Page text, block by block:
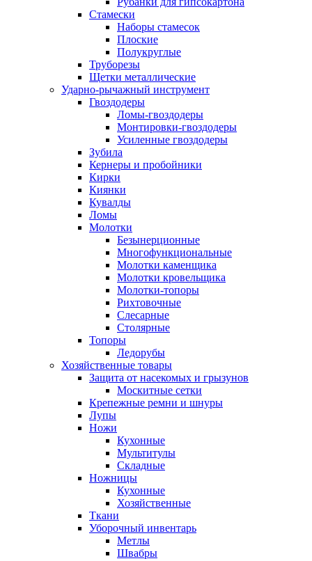
Стамески
Наборы стамесок
Плоские
Полукруглые
Труборезы
Щетки металлические
Ударно-рычажный инструмент
Гвоздодеры
Ломы-гвоздодеры
Монтировки-гвоздодеры
Усиленные гвоздодеры
Зубила
Кернеры и пробойники
Кирки
Киянки
Кувалды
Ломы
Молотки
Безынерционные
Многофункциональные
Молотки каменщика
Молотки кровельщика
Молотки-топоры
Рихтовочные
Слесарные
Столярные
Топоры
Ледорубы
Хозяйственные товары
Защита от насекомых и грызунов
Москитные сетки
Крепежные ремни и шнуры
Лупы
Ножи
Кухонные
Мультитулы
Складные
Ножницы
Кухонные
Хозяйственные
Ткани
Уборочный инвентарь
Метлы
Швабры